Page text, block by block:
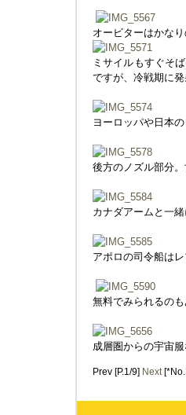
オービターはかな
ミサイルもすぐそ
ですが、冷戦期に
ヨーロッパや日本
後方のノズル部分。
カナダアームと一緒
アポロの司令船はレ
無料でみられるの
成層圏からの宇宙服
Prev [P.1/9] Next